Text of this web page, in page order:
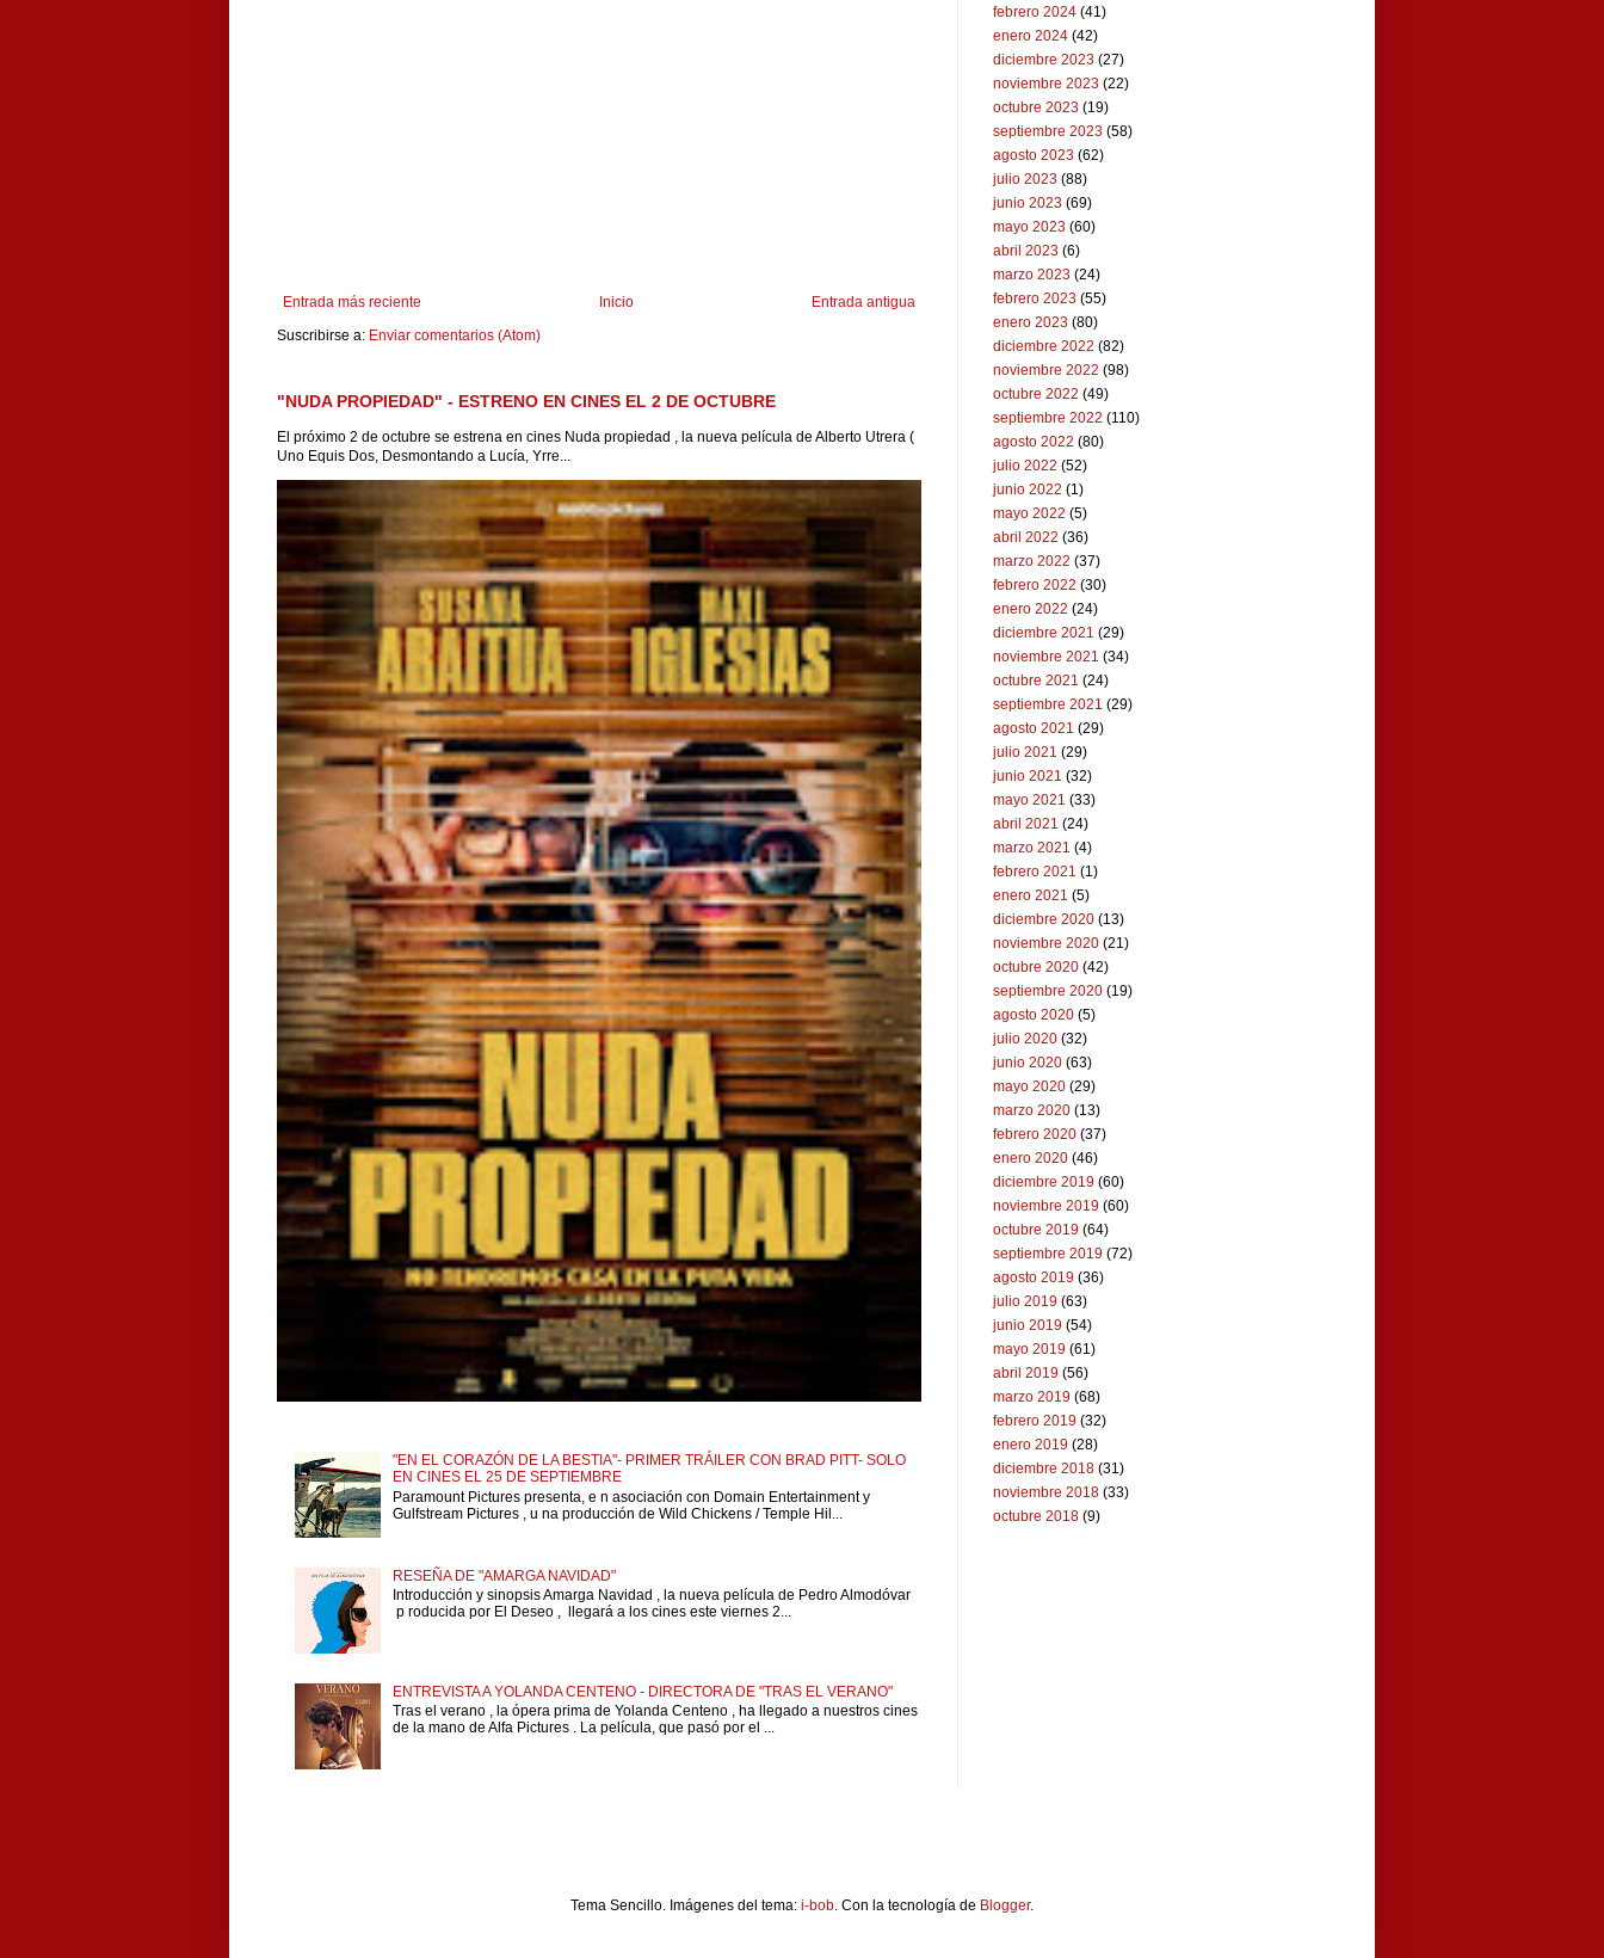
Entrada más reciente Entrada antigua
Inicio
Suscribirse a: Enviar comentarios (Atom)
"NUDA PROPIEDAD" - ESTRENO EN CINES EL 2 DE OCTUBRE
El próximo 2 de octubre se estrena en cines Nuda propiedad , la nueva película de Alberto Utrera (
Uno Equis Dos, Desmontando a Lucía, Yrre...
"EN EL CORAZÓN DE LA BESTIA"- PRIMER TRÁILER CON BRAD PITT- SOLO
EN CINES EL 25 DE SEPTIEMBRE
Paramount Pictures presenta, e n asociación con Domain Entertainment y
Gulfstream Pictures , u na producción de Wild Chickens / Temple Hil...
RESEÑA DE "AMARGA NAVIDAD"
Introducción y sinopsis Amarga Navidad , la nueva película de Pedro Almodóvar
p roducida por El Deseo , llegará a los cines este viernes 2...
ENTREVISTA A YOLANDA CENTENO - DIRECTORA DE "TRAS EL VERANO"
Tras el verano , la ópera prima de Yolanda Centeno , ha llegado a nuestros cines
de la mano de Alfa Pictures . La película, que pasó por el ...
febrero 2024 (41)
enero 2024 (42)
diciembre 2023 (27)
noviembre 2023 (22)
octubre 2023 (19)
septiembre 2023 (58)
agosto 2023 (62)
julio 2023 (88)
junio 2023 (69)
mayo 2023 (60)
abril 2023 (6)
marzo 2023 (24)
febrero 2023 (55)
enero 2023 (80)
diciembre 2022 (82)
noviembre 2022 (98)
octubre 2022 (49)
septiembre 2022 (110)
agosto 2022 (80)
julio 2022 (52)
junio 2022 (1)
mayo 2022 (5)
abril 2022 (36)
marzo 2022 (37)
febrero 2022 (30)
enero 2022 (24)
diciembre 2021 (29)
noviembre 2021 (34)
octubre 2021 (24)
septiembre 2021 (29)
agosto 2021 (29)
julio 2021 (29)
junio 2021 (32)
mayo 2021 (33)
abril 2021 (24)
marzo 2021 (4)
febrero 2021 (1)
enero 2021 (5)
diciembre 2020 (13)
noviembre 2020 (21)
octubre 2020 (42)
septiembre 2020 (19)
agosto 2020 (5)
julio 2020 (32)
junio 2020 (63)
mayo 2020 (29)
marzo 2020 (13)
febrero 2020 (37)
enero 2020 (46)
diciembre 2019 (60)
noviembre 2019 (60)
octubre 2019 (64)
septiembre 2019 (72)
agosto 2019 (36)
julio 2019 (63)
junio 2019 (54)
mayo 2019 (61)
abril 2019 (56)
marzo 2019 (68)
febrero 2019 (32)
enero 2019 (28)
diciembre 2018 (31)
noviembre 2018 (33)
octubre 2018 (9)
Tema Sencillo. Imágenes del tema: i-bob. Con la tecnología de Blogger.